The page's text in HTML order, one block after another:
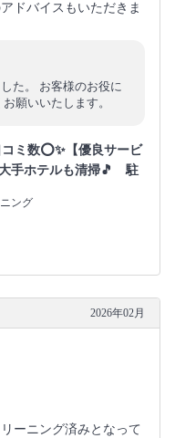
ドバイスもいただきま
た。 お客様のお役に
願いいたします。
ミ数⭕✨【優良サービ
手ホテルも清掃🎵 駐
ング
2026年02月
ーニング済みとなって